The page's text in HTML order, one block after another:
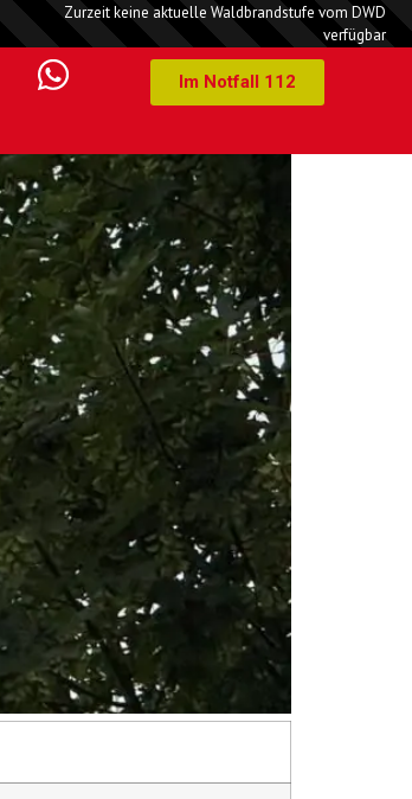
Zurzeit keine aktuelle Waldbrandstufe vom DWD
verfügbar
Im Notfall 112